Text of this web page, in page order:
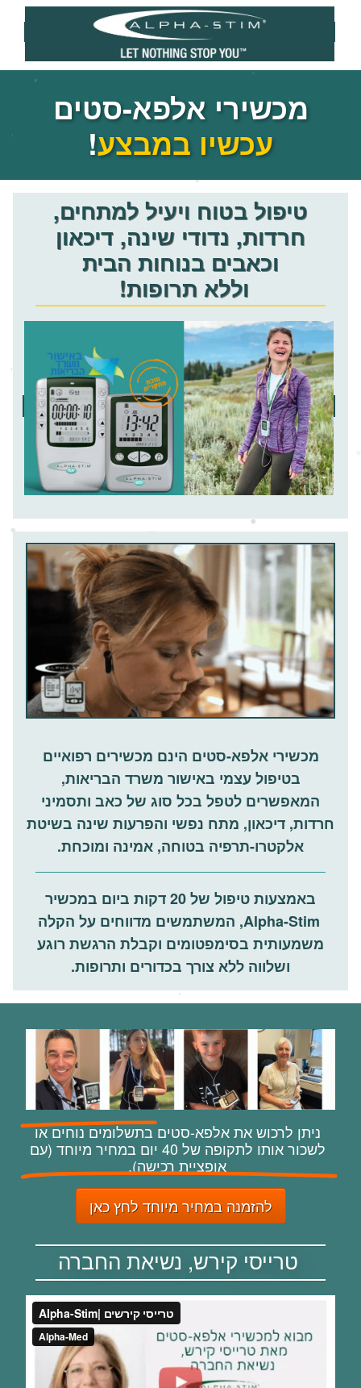
מכשירי אלפא-סטים
עכשיו במבצע!
טיפול בטוח ויעיל למתחים,
חרדות, נדודי שינה, דיכאון
וכאבים בנוחות הבית
וללא תרופות!
מכשירי אלפא-סטים הינם מכשירים רפואיים
בטיפול עצמי באישור משרד הבריאות,
המאפשרים לטפל בכל סוג של כאב ותסמיני
חרדות, דיכאון, מתח נפשי והפרעות שינה בשיטת
אלקטרו-תרפיה בטוחה, אמינה ומוכחת.
באמצעות טיפול של 20 דקות ביום במכשיר
Alpha-Stim, המשתמשים מדווחים על הקלה
משמעותית בסימפטומים וקבלת הרגשת רוגע
ושלווה ללא צורך בכדורים ותרופות.
ניתן לרכוש את אלפא-סטים בתשלומים נוחים או
לשכור אותו לתקופה של 40 יום במחיר מיוחד (עם
אופציית רכישה).
להזמנה במחיר מיוחד לחץ כאן
טרייסי קירש, נשיאת החברה